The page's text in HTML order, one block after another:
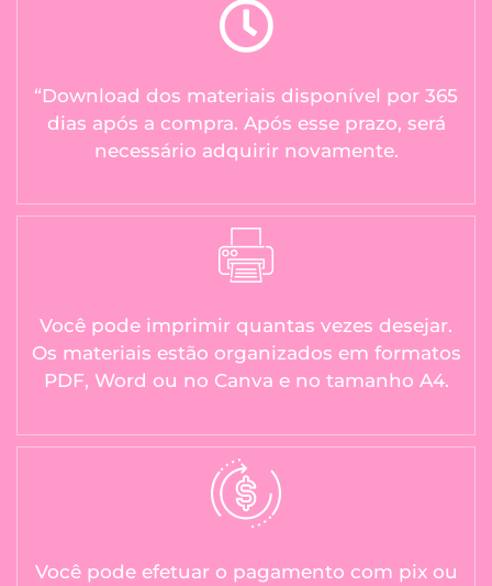
“Download dos materiais disponível por 365
dias após a compra. Após esse prazo, será
necessário adquirir novamente.
Você pode imprimir quantas vezes desejar.
Os materiais estão organizados em formatos
PDF, Word ou no Canva e no tamanho A4.
Você pode efetuar o pagamento com pix ou